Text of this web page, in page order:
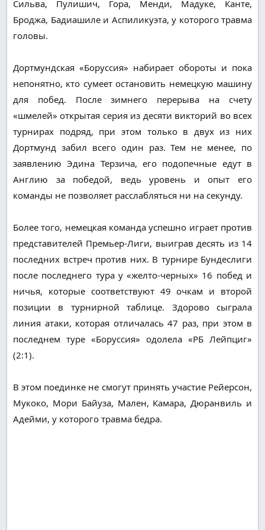
Сильва, Пулишич, Гора, Менди, Мадуке, Канте,
Броджа, Бадиашиле и Аспиликуэта, у которого травма
головы.
Дортмундская «Боруссия» набирает обороты и пока
непонятно, кто сумеет остановить немецкую машину
для побед. После зимнего перерыва на счету
«шмелей» открытая серия из десяти викторий во всех
турнирах подряд, при этом только в двух из них
Дортмунд забил всего один раз. Тем не менее, по
заявлению Эдина Терзича, его подопечные едут в
Англию за победой, ведь уровень и опыт его
команды не позволяет расслабляться ни на секунду.
Более того, немецкая команда успешно играет против
представителей Премьер-Лиги, выиграв десять из 14
последних встреч против них. В турнире Бундеслиги
после последнего тура у «желто-черных» 16 побед и
ничья, которые соответствуют 49 очкам и второй
позиции в турнирной таблице. Здорово сыграла
линия атаки, которая отличалась 47 раз, при этом в
последнем туре «Боруссия» одолела «РБ Лейпциг»
(2:1).
В этом поединке не смогут принять участие Рейерсон,
Мукоко, Мори Байуза, Мален, Камара, Дюранвиль и
Адейми, у которого травма бедра.